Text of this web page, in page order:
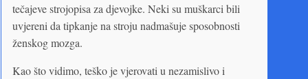
tečajeve strojopisa za djevojke. Neki su muškarci bili
uvjereni da tipkanje na stroju nadmašuje sposobnosti
ženskog mozga.
Kao što vidimo, teško je vjerovati u nezamislivo i